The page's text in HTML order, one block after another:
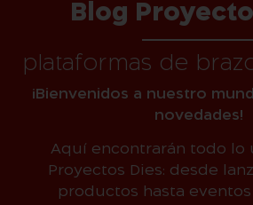
Blog
plataformas de
¡Bienvenidos a nuestro
novedades!
Aquí encontrarán todo lo
Proyectos Dies: desde
productos hasta eventos